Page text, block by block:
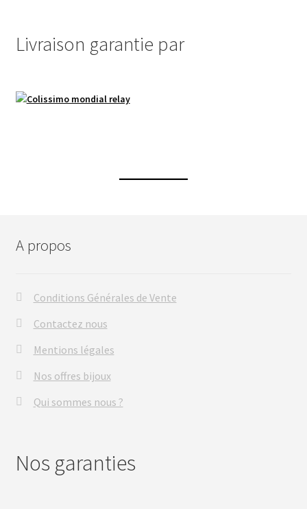
Livraison garantie par
A propos
Conditions Générales de Vente
Contactez nous
Mentions légales
Nos offres bijoux
Qui sommes nous ?
Nos garanties